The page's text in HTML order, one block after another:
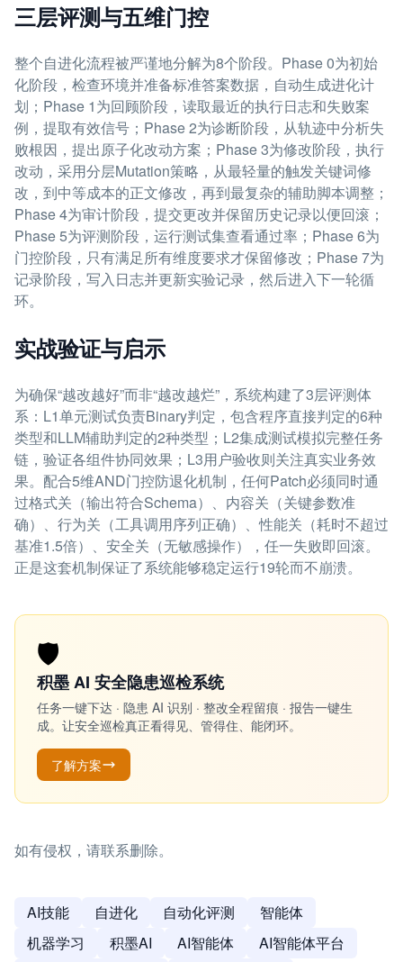
三层评测与五维门控
整个自进化流程被严谨地分解为8个阶段。Phase 0为初始
化阶段，检查环境并准备标准答案数据，自动生成进化计
划；Phase 1为回顾阶段，读取最近的执行日志和失败案
例，提取有效信号；Phase 2为诊断阶段，从轨迹中分析失
败根因，提出原子化改动方案；Phase 3为修改阶段，执行
改动，采用分层Mutation策略，从最轻量的触发关键词修
改，到中等成本的正文修改，再到最复杂的辅助脚本调整；
Phase 4为审计阶段，提交更改并保留历史记录以便回滚；
Phase 5为评测阶段，运行测试集查看通过率；Phase 6为
门控阶段，只有满足所有维度要求才保留修改；Phase 7为
记录阶段，写入日志并更新实验记录，然后进入下一轮循
环。
实战验证与启示
为确保“越改越好”而非“越改越烂”，系统构建了3层评测体
系：L1单元测试负责Binary判定，包含程序直接判定的6种
类型和LLM辅助判定的2种类型；L2集成测试模拟完整任务
链，验证各组件协同效果；L3用户验收则关注真实业务效
果。配合5维AND门控防退化机制，任何Patch必须同时通
过格式关（输出符合Schema）、内容关（关键参数准
确）、行为关（工具调用序列正确）、性能关（耗时不超过
基准1.5倍）、安全关（无敏感操作），任一失败即回滚。
正是这套机制保证了系统能够稳定运行19轮而不崩溃。
🛡️
积墨 AI 安全隐患巡检系统
任务一键下达 · 隐患 AI 识别 · 整改全程留痕 · 报告一键生
成。让安全巡检真正看得见、管得住、能闭环。
了解方案
如有侵权，请联系删除。
AI技能 自进化 自动化评测
智能体
机器学习
积墨AI AI智能体
AI智能体平台